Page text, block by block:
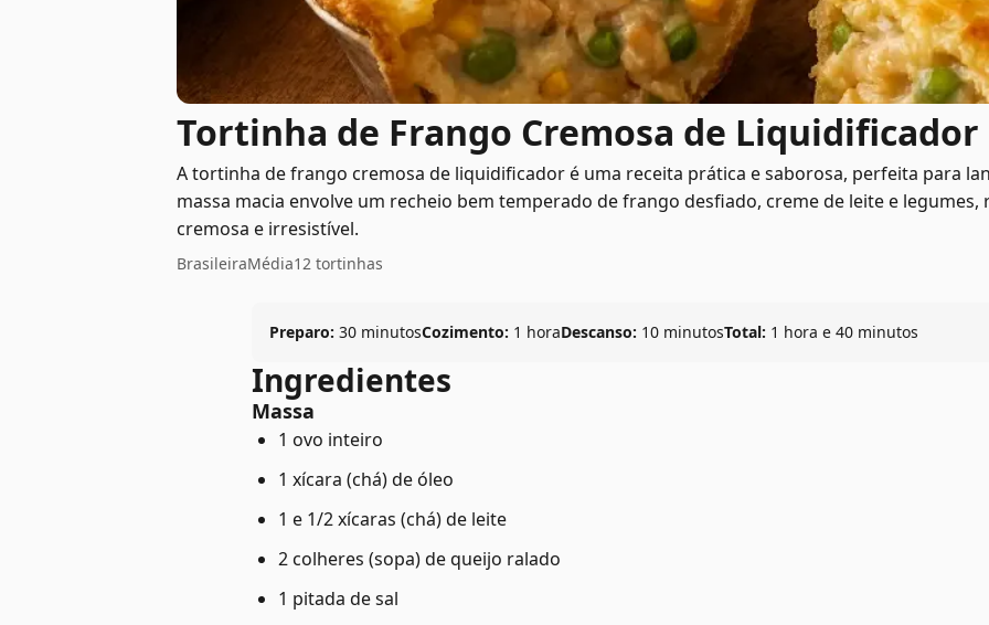
Tortinha de Frango Cremosa de Liquidificador
A tortinha de frango cremosa de liquidificador é uma receita prática e saborosa, perfeita para
massa macia envolve um recheio bem temperado de frango desfiado, creme de leite e
cremosa e irresistível.
BrasileiraMédia12 tortinhas
Preparo: 30 minutosCozimento: 1 horaDescanso: 10 minutosTotal: 1 hora e 40 minutos
Ingredientes
Massa
1 ovo inteiro
1 xícara (chá) de óleo
1 e 1/2 xícaras (chá) de leite
2 colheres (sopa) de queijo ralado
1 pitada de sal